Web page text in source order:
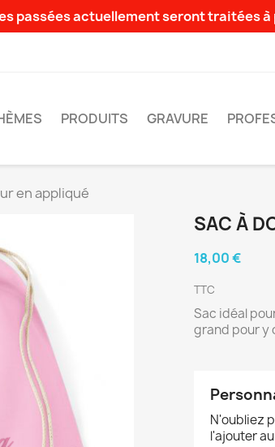
passées actuellement seront traitées
PRODUITS GRAVURE
en appliqué
SAC À
18,00 €
TTC
Sac idéal
grand pour y
N'oubliez
l'ajouter